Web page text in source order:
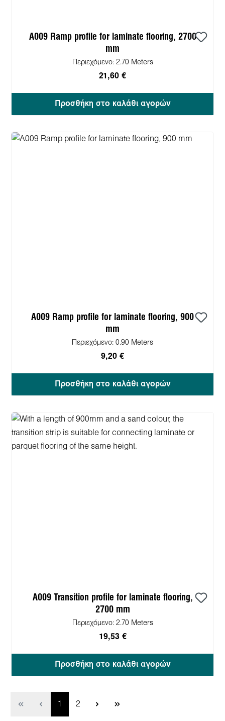
A009 Ramp profile for laminate flooring, 2700
mm
Περιεχόμενο: 2.70 Meters
21,60 €
Προσθήκη στο καλάθι αγορών
A009 Ramp profile for laminate flooring, 900
mm
Περιεχόμενο: 0.90 Meters
9,20 €
Προσθήκη στο καλάθι αγορών
A009 Transition profile for laminate flooring,
2700 mm
Περιεχόμενο: 2.70 Meters
19,53 €
Προσθήκη στο καλάθι αγορών
Σελίδα
1 Σελίδα
2